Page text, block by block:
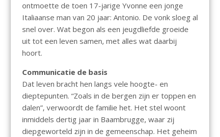
ontmoette de toen 17-jarige Yvonne een jonge
Italiaanse man van 20 jaar: Antonio. De vonk sloeg al
snel over. Wat begon als een jeugdliefde groeide
uit tot een leven samen, met alles wat daarbij
hoort.
Communicatie de basis
Dat leven bracht hen langs vele hoogte- en
dieptepunten. “Zoals in de bergen zijn er toppen en
dalen”, verwoordt de familie het. Het stel woont
inmiddels dertig jaar in Baambrugge, waar zij
diepgeworteld zijn in de gemeenschap. Het geheim